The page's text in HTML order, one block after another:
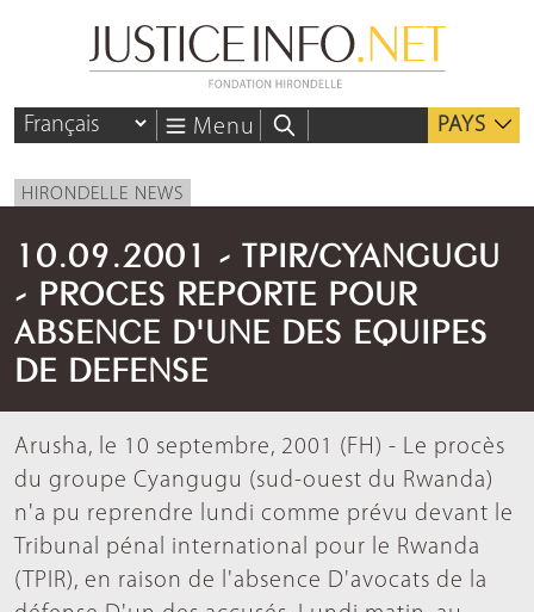
Menu PAYS
HIRONDELLE NEWS
10.09.2001 - TPIR/CYANGUGU
- PROCES REPORTE POUR
ABSENCE D'UNE DES EQUIPES
DE DEFENSE
Arusha, le 10 septembre, 2001 (FH) - Le procès
du groupe Cyangugu (sud-ouest du Rwanda)
n'a pu reprendre lundi comme prévu devant le
Tribunal pénal international pour le Rwanda
(TPIR), en raison de l'absence D'avocats de la